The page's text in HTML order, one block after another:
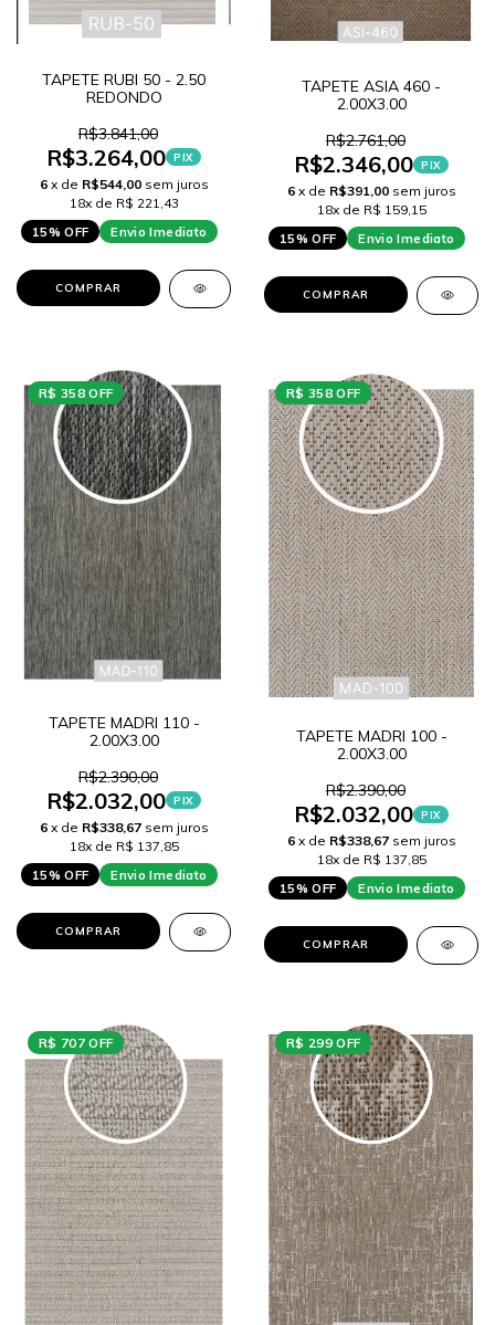
TAPETE RUBI 50 - 2.50
REDONDO
R$3.841,00
R$3.264,00 PIX
6 x de R$544,00 sem juros
18x de R$ 221,43
15% OFF
Envio Imediato
COMPRAR
TAPETE ASIA 460 -
2.00X3.00
R$2.761,00
R$2.346,00 PIX
6 x de R$391,00 sem juros
18x de R$ 159,15
15% OFF
Envio Imediato
COMPRAR
R$ 358 OFF
TAPETE MADRI 110 -
2.00X3.00
R$2.390,00
R$2.032,00 PIX
6 x de R$338,67 sem juros
18x de R$ 137,85
15% OFF
Envio Imediato
COMPRAR
R$ 358 OFF
TAPETE MADRI 100 -
2.00X3.00
R$2.390,00
R$2.032,00 PIX
6 x de R$338,67 sem juros
18x de R$ 137,85
15% OFF
Envio Imediato
COMPRAR
R$ 707 OFF R$ 299 OFF